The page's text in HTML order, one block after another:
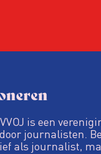
is een
journalisten.
als journalist,